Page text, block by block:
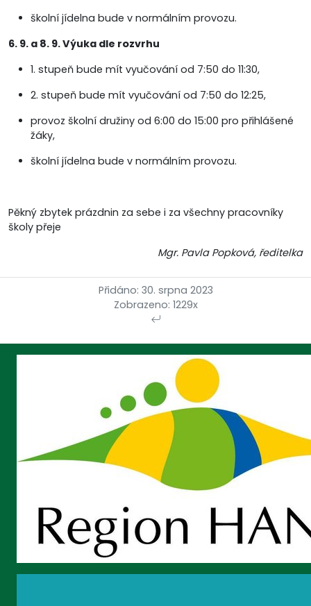
školní jídelna bude v normálním provozu.
6. 9. a 8. 9. Výuka dle rozvrhu
1. stupeň bude mít vyučování od 7:50 do 11:30,
2. stupeň bude mít vyučování od 7:50 do 12:25,
provoz školní družiny od 6:00 do 15:00 pro přihlášené
žáky,
školní jídelna bude v normálním provozu.
Pěkný zbytek prázdnin za sebe i za všechny pracovníky
školy přeje
Mgr. Pavla Popková, ředitelka
Přidáno: 30. srpna 2023
Zobrazeno: 1229x